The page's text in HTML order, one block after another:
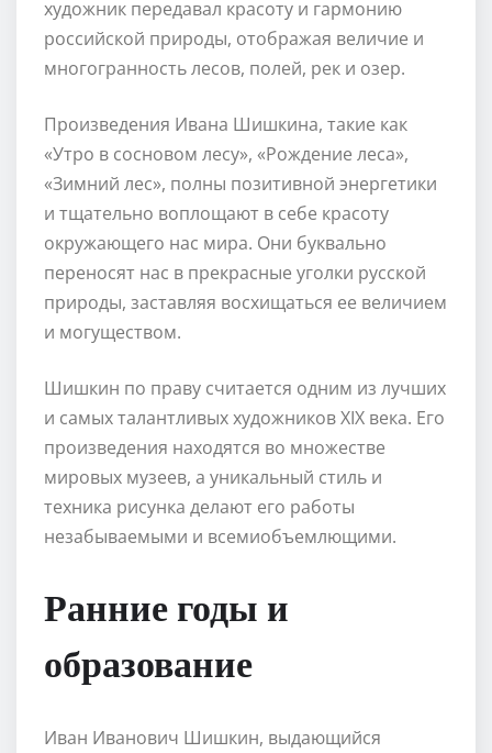
художник передавал красоту и гармонию
российской природы, отображая величие и
многогранность лесов, полей, рек и озер.
Произведения Ивана Шишкина, такие как
«Утро в сосновом лесу», «Рождение леса»,
«Зимний лес», полны позитивной энергетики
и тщательно воплощают в себе красоту
окружающего нас мира. Они буквально
переносят нас в прекрасные уголки русской
природы, заставляя восхищаться ее величием
и могуществом.
Шишкин по праву считается одним из лучших
и самых талантливых художников XIX века. Его
произведения находятся во множестве
мировых музеев, а уникальный стиль и
техника рисунка делают его работы
незабываемыми и всемиобъемлющими.
Ранние годы и
образование
Иван Иванович Шишкин, выдающийся